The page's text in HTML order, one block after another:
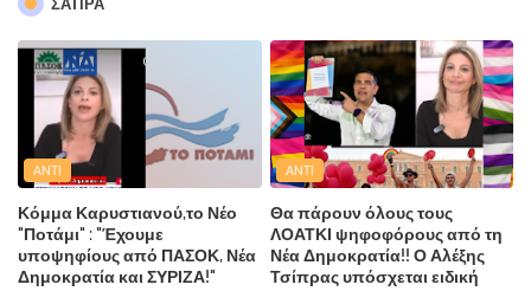
ΣΑΤΙΡΑ
ANTI
Κόμμα Καρυστιανού,το Νέο
"Ποτάμι" : "Έχουμε
υποψηφίους από ΠΑΣΟΚ, Νέα
Δημοκρατία και ΣΥΡΙΖΑ!"
ANTI
Θα πάρουν όλους τους
ΛΟΑΤΚΙ ψηφοφόρους από τη
Νέα Δημοκρατία!! Ο Αλέξης
Τσίπρας υπόσχεται ειδική